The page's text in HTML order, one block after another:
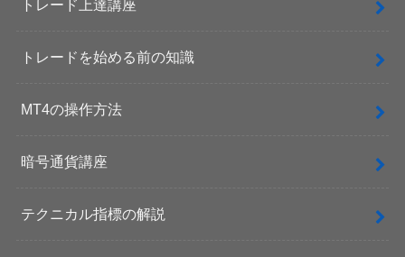
トレード上達講座
トレードを始める前の知識
MT4の操作方法
暗号通貨講座
テクニカル指標の解説